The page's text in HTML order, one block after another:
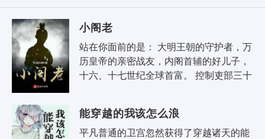
小阁老
站在你面前的是： 大明王朝的守护者，万
历皇帝的亲密战友，内阁首辅的好儿子，
十六、十七世纪全球首富。 控制吏部三十
能穿越的我该怎么浪
平凡普通的卫宫忽然获得了穿越诸天的能